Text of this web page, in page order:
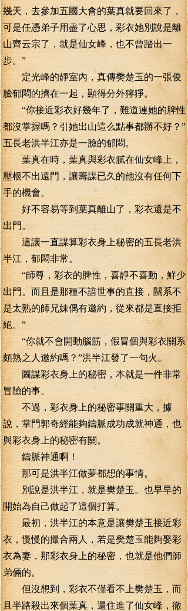
幾天，去參加五國大會的葉真就要回來了，
可是任憑弟子用盡了心思，彩衣她別說是離
山齊云宗了，就是仙女峰，也不曾踏出一
步。”
定光峰的靜室內，真傳樊楚玉的一張俊
臉郁悶的擠在一起，顯得分外獰猙。
“你接近彩衣好幾年了，難道連她的脾性
都沒掌握嗎？引她出山這么點事都辦不好？”
五長老洪半江亦是一臉的郁悶。
葉真在時，葉真與彩衣膩在仙女峰上，
壓根不出遠門，讓籌謀已久的他沒有任何下
手的機會。
好不容易等到葉真離山了，彩衣還是不
出門。
這讓一直謀算彩衣身上秘密的五長老洪
半江，郁悶非常。
“師尊，彩衣的脾性，喜靜不喜動，鮮少
出門。而且是那種不諳世事的直接，關系不
是太熟的師兄妹偶有邀約，從來都是直接拒
絕。”
“你就不會開動腦筋，假冒個與彩衣關系
頗熟之人邀約嗎？”洪半江發了一句火。
圖謀彩衣身上的秘密，本就是一件非常
冒險的事。
不過，彩衣身上的秘密事關重大，據
說，掌門郭奇經能夠鑄脈成功成就神通，也
與彩衣身上的秘密有關。
鑄脈神通啊！
那可是洪半江做夢都想的事情。
別說是洪半江，就是樊楚玉。也早早的
開始為自己做起了這個打算。
最初，洪半江的本意是讓樊楚玉接近彩
衣，慢慢的撮合兩人，若是樊楚玉能夠娶彩
衣為妻，那彩衣身上的秘密，也就是他們師
弟倆的。
但沒想到，彩衣不僅看不上樊楚玉，而
且半路殺出來個葉真，還住進了仙女峰，徹